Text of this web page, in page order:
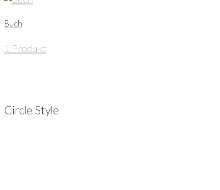
Buch
1 Produkt
Circle Style